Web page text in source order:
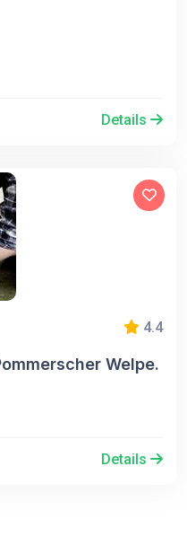
Details
4.4
Welpe.
Details